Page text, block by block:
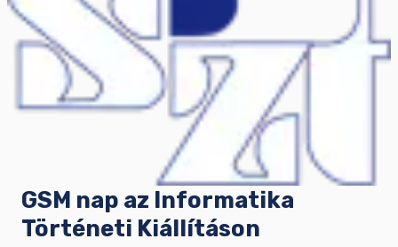
GSM nap az Informatika
Történeti Kiállításon